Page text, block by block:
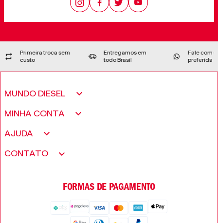
Primeira troca sem
custo
Entregamos em
todo Brasil
Fale com
preferida
MUNDO DIESEL
Sobre nós
Trabalhe conosco
MINHA CONTA
Meus pedidos
AJUDA
Encontre uma loja
Seja um revendedor
CONTATO
FORMAS DE PAGAMENTO